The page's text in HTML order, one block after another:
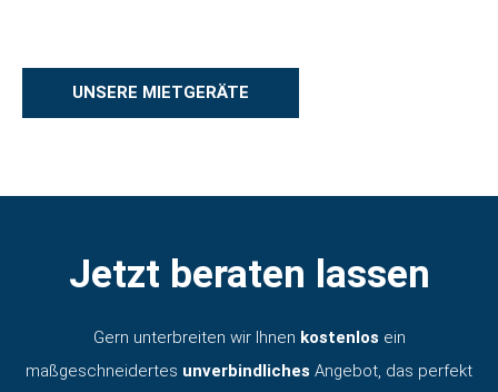
UNSERE MIETGERÄTE
Jetzt beraten lassen
Gern unterbreiten wir Ihnen kostenlos ein
maßgeschneidertes unverbindliches Angebot, das perfekt